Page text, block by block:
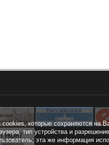
которые сохраняются на
тип устройства и
эта же информация